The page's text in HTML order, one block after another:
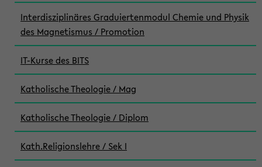
Interdisziplinäres Graduiertenmodul Chemie und Physik
des Magnetismus / Promotion
IT-Kurse des BITS
Katholische Theologie / Mag
Katholische Theologie / Diplom
Kath.Religionslehre / Sek I